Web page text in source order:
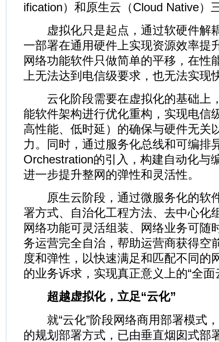
ification）和原生云（Cloud Native）
虚拟化只是起点，通过软硬件解
一部署在通用硬件上实现资源效率提
网络功能软件只做简单的平移，在性
上无法达到电信级要求，也无法实现
云化阶段需要在虚拟化的基础上
能软件架构进行优化重构，实现电信
高性能、低时延）的确保与硬件无关
力。同时，通过服务化总线和可编排
Orchestration的引入，构建自动化与
进一步提升整网的弹性和灵活性。
原生云阶段，通过微服务化的软
署方式、自治化工程方法、去中心化
网络功能可灵活组装、网络业务可随
务运营完全自治，帮助运营商获得空
度和弹性，以快速满足和匹配不同的
的业务诉求，实现真正意义上的“全面
超越虚拟化，立足“云化”
就“云化”阶段网络商用部署模式，
的规划部署方式，已由垂直烟囱式部